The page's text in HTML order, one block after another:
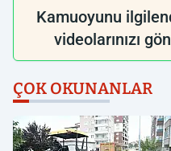
Kamuoyunu
videolarınızı
ÇOK OKUNANLAR